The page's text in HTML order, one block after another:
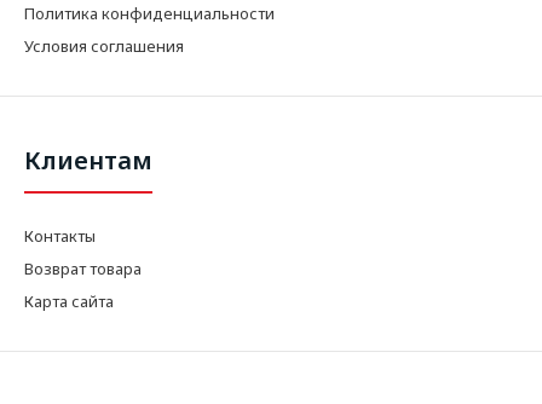
Политика конфиденциальности
Условия соглашения
Клиентам
Контакты
Возврат товара
Карта сайта